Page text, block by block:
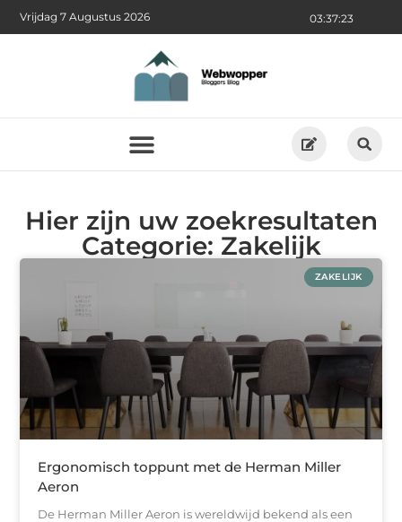
03:37:24
Vrijdag 7 Augustus 2026
Hier zijn uw zoekresultaten
Categorie: Zakelijk
ZAKELIJK
Ergonomisch toppunt met de Herman Miller
Aeron
De Herman Miller Aeron is wereldwijd bekend als een